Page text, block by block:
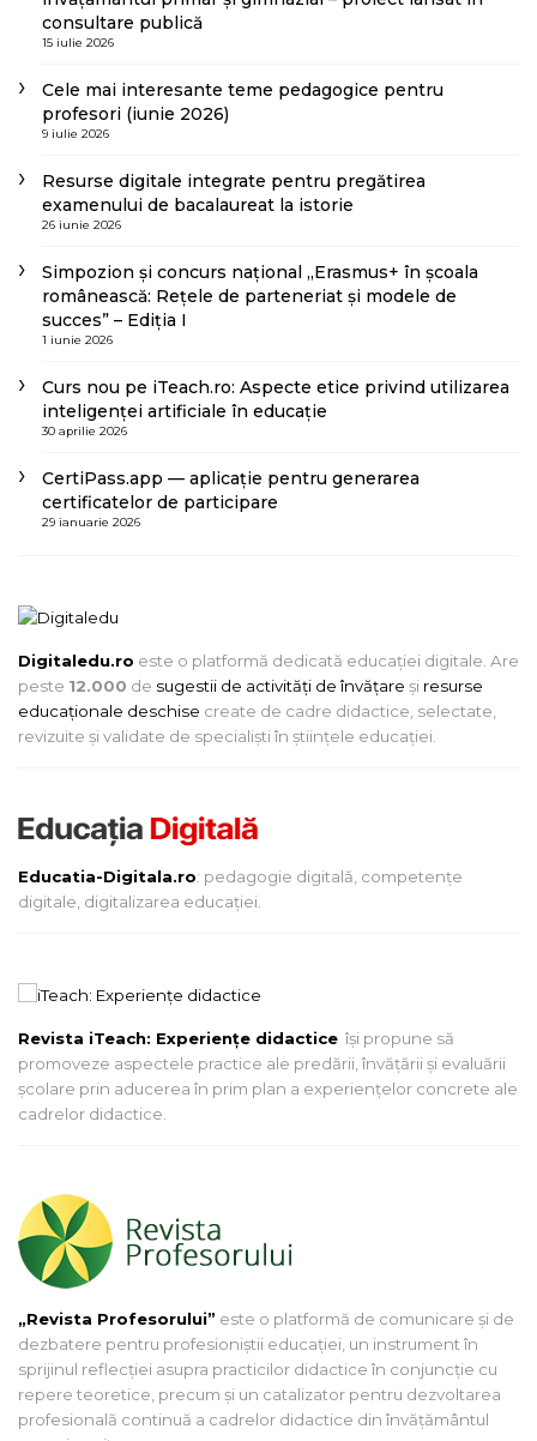
consultare publică
15 iulie 2026
Cele mai interesante teme pedagogice pentru
profesori (iunie 2026)
9 iulie 2026
Resurse digitale integrate pentru pregătirea
examenului de bacalaureat la istorie
26 iunie 2026
Simpozion și concurs național „Erasmus+ în școala
românească: Rețele de parteneriat și modele de
succes” – Ediția I
1 iunie 2026
Curs nou pe iTeach.ro: Aspecte etice privind utilizarea
inteligenței artificiale în educație
30 aprilie 2026
CertiPass.app — aplicație pentru generarea
certificatelor de participare
29 ianuarie 2026
Digitaledu.ro este o platformă dedicată educației digitale. Are
peste 12.000 de sugestii de activități de învățare și resurse
educaționale deschise create de cadre didactice, selectate,
revizuite și validate de specialiști în științele educației.
Educatia-Digitala.ro: pedagogie digitală, competențe
digitale, digitalizarea educației.
Revista iTeach: Experienţe didactice îşi propune să
promoveze aspectele practice ale predării, învăţării şi evaluării
şcolare prin aducerea în prim plan a experienţelor concrete ale
cadrelor didactice.
„Revista Profesorului” este o platformă de comunicare și de
dezbatere pentru profesioniștii educației, un instrument în
sprijinul reflecției asupra practicilor didactice în conjuncție cu
repere teoretice, precum și un catalizator pentru dezvoltarea
profesională continuă a cadrelor didactice din învățământul